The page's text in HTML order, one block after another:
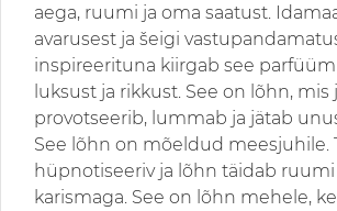
aega, ruumi ja oma saatust.
avarusest ja šeigi
inspireerituna kiirgab see
luksust ja rikkust. See on lõhn,
provotseerib, lummab ja jätab
See lõhn on mõeldud meesjuhile.
hüpnotiseeriv ja lõhn täidab
karismaga. See on lõhn mehele,